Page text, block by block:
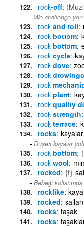
rock-off
We challenge
rock and roll
rock bottom
rock bottom
rock cycle
rock dove
rock drowings
rock
rock plant
rock quality
rock strength
rock terrace
rocks kayalar
Düşen kayalar
rock bottom
rock wool
rocked {f}
Bebeği kollarımda
rocklike
rocked
rocks taşak
rocks